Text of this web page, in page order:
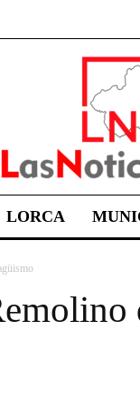
LORCA